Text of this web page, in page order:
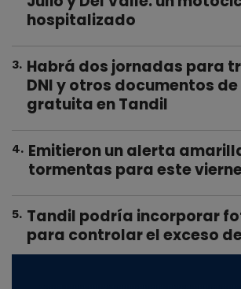
hospitalizado
3. Habrá dos jornadas para
DNI y otros documentos
gratuita en Tandil
4. Emitieron un alerta
tormentas para este
5. Tandil podría incorporar
para controlar el exceso